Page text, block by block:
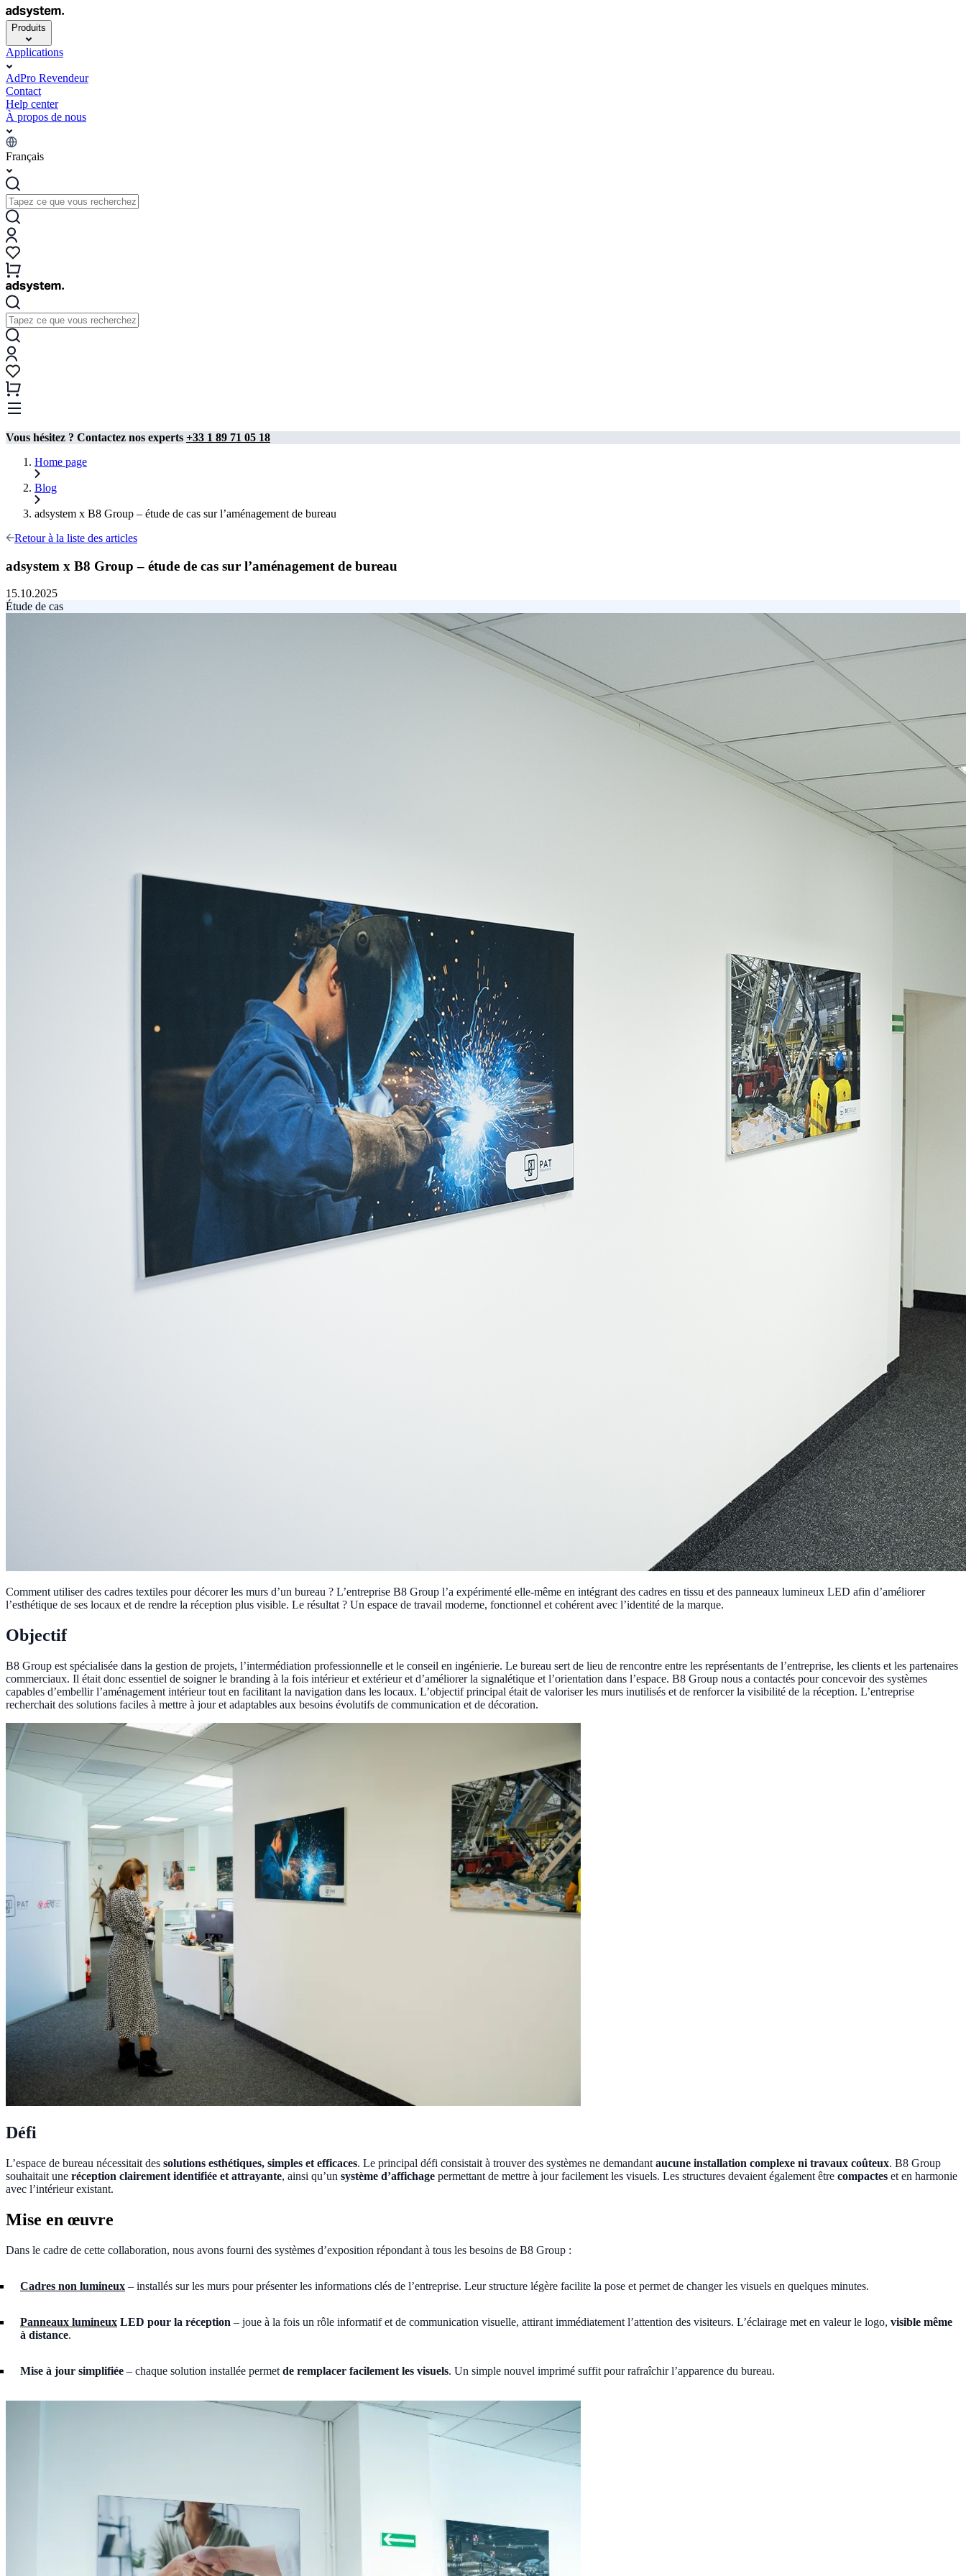
Produits
Applications
AdPro Revendeur
Contact
Help center
À propos de nous
Français
Vous hésitez ? Contactez nos experts +33 1 89 71 05 18
Home page
Blog
adsystem x B8 Group – étude de cas sur l’aménagement de bureau
Retour à la liste des articles
adsystem x B8 Group – étude de cas sur l’aménagement de bureau
15.10.2025
Étude de cas
Comment utiliser des cadres textiles pour décorer les murs d’un bureau ? L’entreprise B8 Group l’a expérimenté elle-même en intégrant des cadres en tissu et des panneaux lumineux LED afin d’améliorer
l’esthétique de ses locaux et de rendre la réception plus visible. Le résultat ? Un espace de travail moderne, fonctionnel et cohérent avec l’identité de la marque.
Objectif
B8 Group est spécialisée dans la gestion de projets, l’intermédiation professionnelle et le conseil en ingénierie. Le bureau sert de lieu de rencontre entre les représentants de l’entreprise, les clients et les partenaires
commerciaux. Il était donc essentiel de soigner le branding à la fois intérieur et extérieur et d’améliorer la signalétique et l’orientation dans l’espace. B8 Group nous a contactés pour concevoir des systèmes
capables d’embellir l’aménagement intérieur tout en facilitant la navigation dans les locaux. L’objectif principal était de valoriser les murs inutilisés et de renforcer la visibilité de la réception. L’entreprise
recherchait des solutions faciles à mettre à jour et adaptables aux besoins évolutifs de communication et de décoration.
Défi
L’espace de bureau nécessitait des solutions esthétiques, simples et efficaces. Le principal défi consistait à trouver des systèmes ne demandant aucune installation complexe ni travaux coûteux. B8 Group
souhaitait une réception clairement identifiée et attrayante, ainsi qu’un système d’affichage permettant de mettre à jour facilement les visuels. Les structures devaient également être compactes et en harmonie
avec l’intérieur existant.
Mise en œuvre
Dans le cadre de cette collaboration, nous avons fourni des systèmes d’exposition répondant à tous les besoins de B8 Group :
Cadres non lumineux – installés sur les murs pour présenter les informations clés de l’entreprise. Leur structure légère facilite la pose et permet de changer les visuels en quelques minutes.
Panneaux lumineux LED pour la réception – joue à la fois un rôle informatif et de communication visuelle, attirant immédiatement l’attention des visiteurs. L’éclairage met en valeur le logo, visible même
à distance.
Mise à jour simplifiée – chaque solution installée permet de remplacer facilement les visuels. Un simple nouvel imprimé suffit pour rafraîchir l’apparence du bureau.